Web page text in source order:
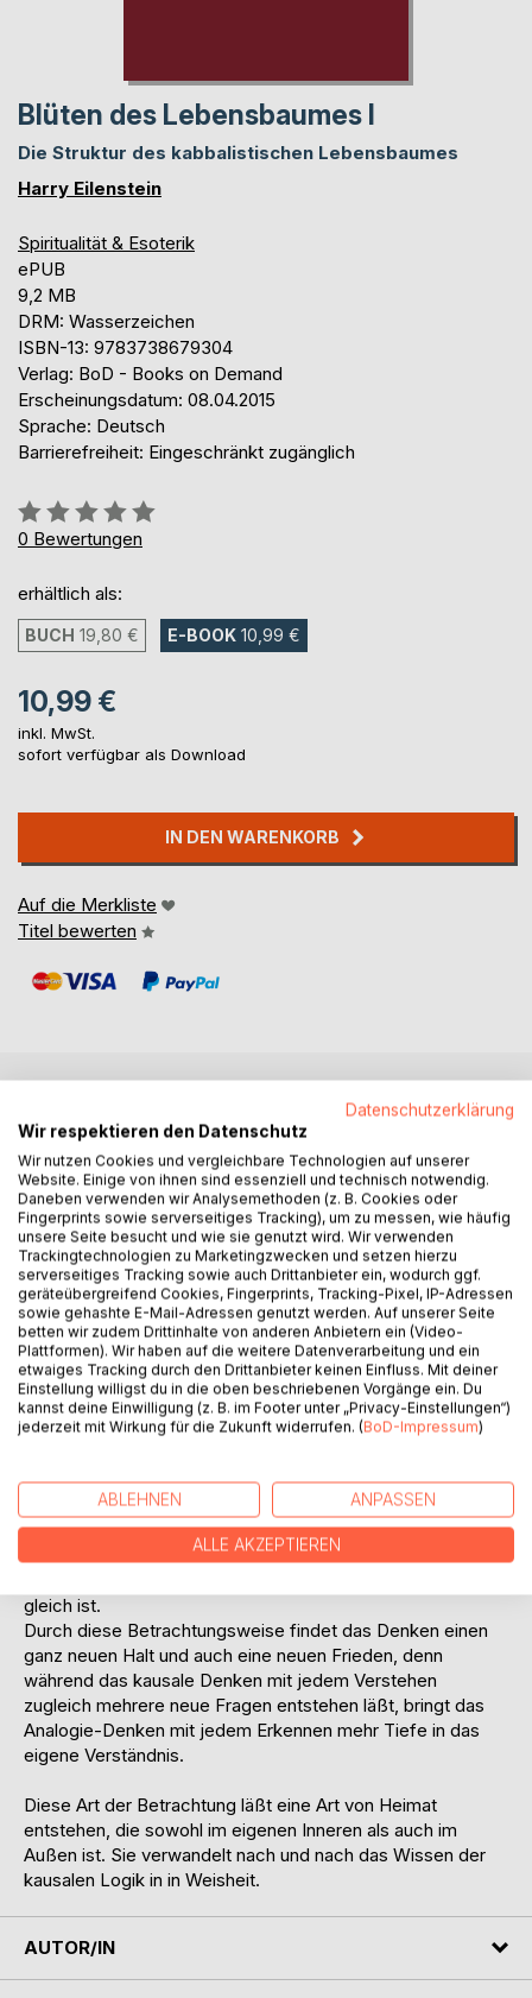
Blüten des Lebensbaumes I
Die Struktur des kabbalistischen Lebensbaumes
Harry Eilenstein
Spiritualität & Esoterik
ePUB
9,2 MB
DRM: Wasserzeichen
ISBN-13: 9783738679304
Verlag: BoD - Books on Demand
Erscheinungsdatum: 08.04.2015
Sprache: Deutsch
Barrierefreiheit: Eingeschränkt zugänglich
Bewertung::
0%
0 Bewertungen
erhältlich als:
BUCH 19,80 € E-BOOK 10,99 €
10,99 €
inkl. MwSt.
sofort verfügbar als Download
IN DEN WARENKORB
Auf die Merkliste
Titel bewerten
Der kabbalistische Lebensbaum ist eine ca. 40-teilige
Struktur, die sich in allen Dingen wiederfindet. Alle Dinge
sind entsprechend dieser Struktur aufgebaut: vom
Staubsauger bis zur Galaxie, von den Chakren bis zur
deutschen Verfassung, und von der Evolution der Einzeller
bis hin zur Vektormathematik.
In diesem ersten der drei Bände von "Blüten des
Lebensbaumes" wird diese grundlegende Struktur aller
Dinge detailliert beschrieben und anhand von vielen
Beispielen erläutert.
Diese Struktur beruht im Gegensatz zu der üblichen
kausalen Logik auf der Logik der Analogie - diese noch am
ehesten aus Hermann Hesses "Glasperlenspiel" bekannte
Sichtweise vergleicht und untersucht den Aufbau der
gleich ist.
Durch diese Betrachtungsweise findet das Denken einen
ganz neuen Halt und auch eine neuen Frieden, denn
während das kausale Denken mit jedem Verstehen
zugleich mehrere neue Fragen entstehen läßt, bringt das
Analogie-Denken mit jedem Erkennen mehr Tiefe in das
eigene Verständnis.
Diese Art der Betrachtung läßt eine Art von Heimat
entstehen, die sowohl im eigenen Inneren als auch im
Außen ist. Sie verwandelt nach und nach das Wissen der
kausalen Logik in in Weisheit.
AUTOR/IN
Datenschutzerklärung
Wir respektieren den Datenschutz
Wir nutzen Cookies und vergleichbare Technologien auf unserer
Website. Einige von ihnen sind essenziell und technisch notwendig.
Daneben verwenden wir Analysemethoden (z. B. Cookies oder
Fingerprints sowie serverseitiges Tracking), um zu messen, wie häufig
unsere Seite besucht und wie sie genutzt wird. Wir verwenden
Trackingtechnologien zu Marketingzwecken und setzen hierzu
serverseitiges Tracking sowie auch Drittanbieter ein, wodurch ggf.
geräteübergreifend Cookies, Fingerprints, Tracking-Pixel, IP-Adressen
sowie gehashte E-Mail-Adressen genutzt werden. Auf unserer Seite
betten wir zudem Drittinhalte von anderen Anbietern ein (Video-
Plattformen). Wir haben auf die weitere Datenverarbeitung und ein
etwaiges Tracking durch den Drittanbieter keinen Einfluss. Mit deiner
Einstellung willigst du in die oben beschriebenen Vorgänge ein. Du
kannst deine Einwilligung (z. B. im Footer unter „Privacy-Einstellungen“)
jederzeit mit Wirkung für die Zukunft widerrufen. (BoD-Impressum)
ABLEHNEN ANPASSEN
ALLE AKZEPTIEREN